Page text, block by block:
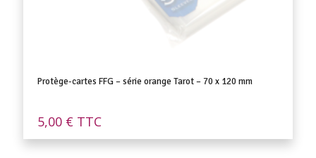
Protège-cartes FFG – série orange Tarot – 70 x 120 mm
5,00 € TTC